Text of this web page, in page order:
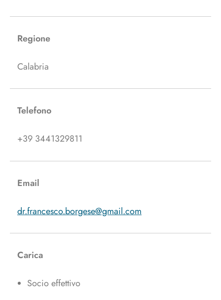
Regione
Calabria
Telefono
+39 3441329811
Email
dr.francesco.borgese@gmail.com
Carica
Socio effettivo